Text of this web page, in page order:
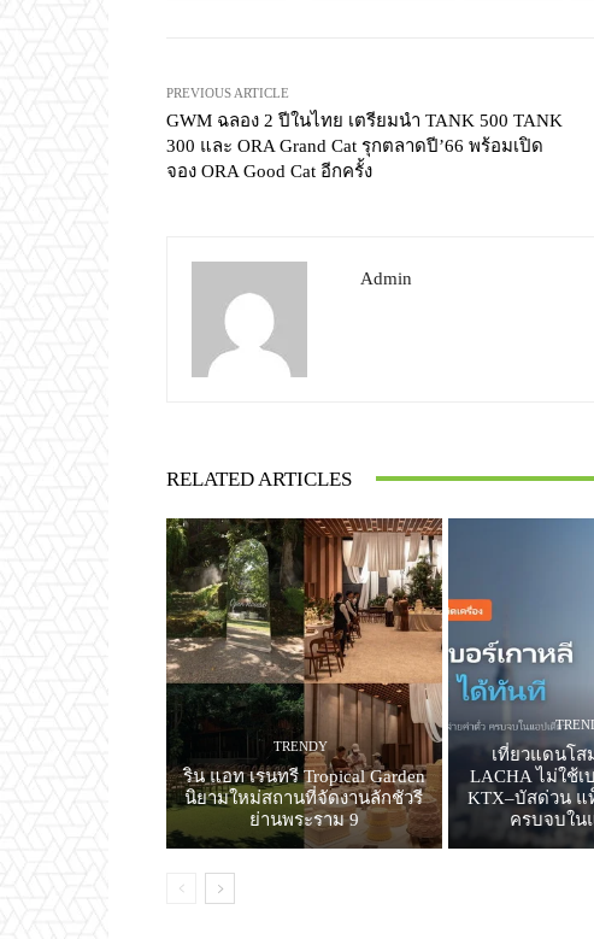
PREVIOUS ARTICLE
GWM ฉลอง 2 ปีในไทย เตรียมนำ TANK 500 TANK
300 และ ORA Grand Cat รุกตลาดปี’66 พร้อมเปิด
จอง ORA Good Cat อีกครั้ง
Admin
RELATED ARTICLES
TRENDY
ริน แอท เรนทรี Tropical Garden
นิยามใหม่สถานที่จัดงานลักชัวรี
ย่านพระราม 9
เที่ยวแดนโส
LACHA ไม่ใช้เ
KTX–บัสด่วน แ
ครบจบใน